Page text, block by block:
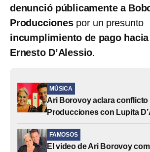
denunció públicamente a
Produccionespor un presunto
incumplimiento de pago
Ernesto D’Alessio.
MÚSICA
Ari Borovoy aclara conflicto
Producciones con Lupita
FAMOSOS
El video de Ari Borovoy